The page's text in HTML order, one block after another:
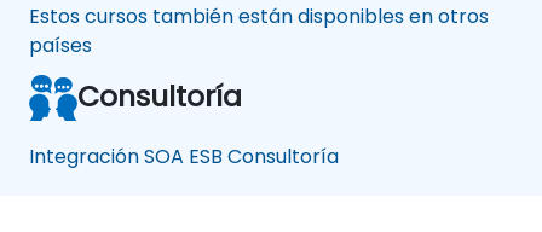
Estos cursos también están disponibles en otros
países
Consultoría
Integración SOA ESB Consultoría